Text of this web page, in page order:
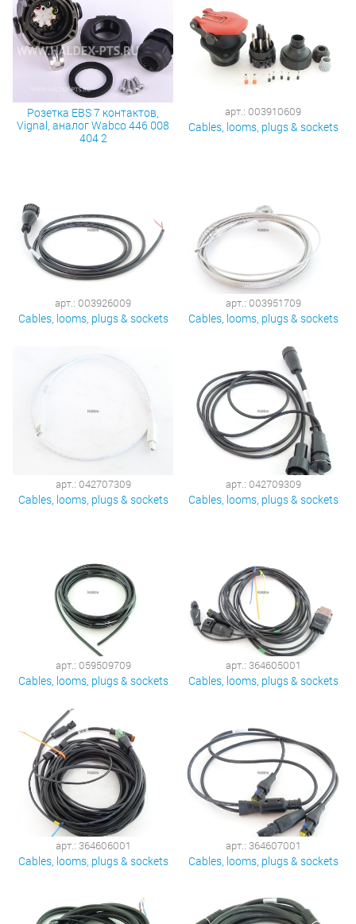
Розетка EBS 7 контактов,
Vignal, аналог Wabco 446 008
404 2
арт.: 003910609
Cables, looms, plugs & sockets
арт.: 003926009
Cables, looms, plugs & sockets
арт.: 003951709
Cables, looms, plugs & sockets
арт.: 042707309
Cables, looms, plugs & sockets
арт.: 042709309
Cables, looms, plugs & sockets
арт.: 059509709
Cables, looms, plugs & sockets
арт.: 364605001
Cables, looms, plugs & sockets
арт.: 364606001
Cables, looms, plugs & sockets
арт.: 364607001
Cables, looms, plugs & sockets